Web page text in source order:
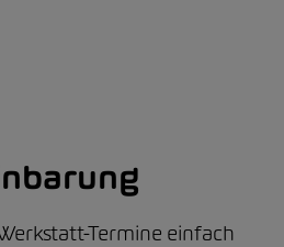
Termine einfach